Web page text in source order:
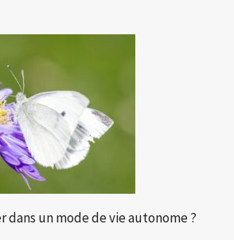
dans un mode de vie autonome ?